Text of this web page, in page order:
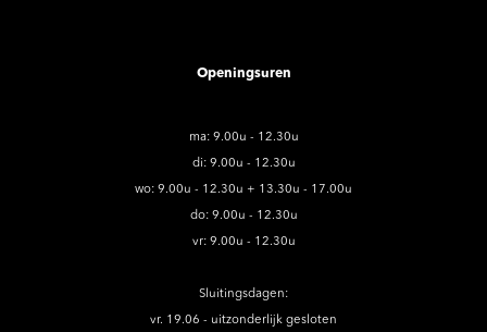
Openingsuren
ma: 9.00u - 12.30u
di: 9.00u - 12.30u
wo: 9.00u - 12.30u + 13.30u - 17.00u
do: 9.00u - 12.30u
vr: 9.00u - 12.30u
Sluitingsdagen:
vr. 19.06 - uitzonderlijk gesloten